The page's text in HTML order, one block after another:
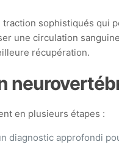
sophistiqués
une circulation
récupération.
en plusieurs étapes :
diagnostic approfondi